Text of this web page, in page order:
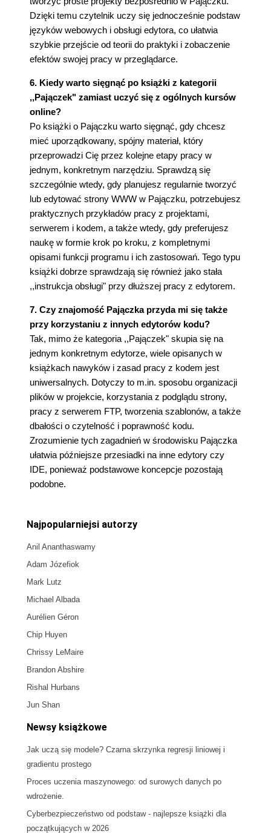
Dzięki temu czytelnik uczy się jednocześnie podstaw
języków webowych i obsługi edytora, co ułatwia
szybkie przejście od teorii do praktyki i zobaczenie
efektów swojej pracy w przeglądarce.
6. Kiedy warto sięgnąć po książki z kategorii
,,Pajączek" zamiast uczyć się z ogólnych kursów
online?
Po książki o Pajączku warto sięgnąć, gdy chcesz
mieć uporządkowany, spójny materiał, który
przeprowadzi Cię przez kolejne etapy pracy w
jednym, konkretnym narzędziu. Sprawdzą się
szczególnie wtedy, gdy planujesz regularnie tworzyć
lub edytować strony WWW w Pajączku, potrzebujesz
praktycznych przykładów pracy z projektami,
serwerem i kodem, a także wtedy, gdy preferujesz
naukę w formie krok po kroku, z kompletnymi
opisami funkcji programu i ich zastosowań. Tego typu
książki dobrze sprawdzają się również jako stała
,,instrukcja obsługi" przy dłuższej pracy z edytorem.
7. Czy znajomość Pajączka przyda mi się także
przy korzystaniu z innych edytorów kodu?
Tak, mimo że kategoria ,,Pajączek" skupia się na
jednym konkretnym edytorze, wiele opisanych w
książkach nawyków i zasad pracy z kodem jest
uniwersalnych. Dotyczy to m.in. sposobu organizacji
plików w projekcie, korzystania z podglądu strony,
pracy z serwerem FTP, tworzenia szablonów, a także
dbałości o czytelność i poprawność kodu.
Zrozumienie tych zagadnień w środowisku Pajączka
ułatwia późniejsze przesiadki na inne edytory czy
IDE, ponieważ podstawowe koncepcje pozostają
podobne.
Najpopularniejsi autorzy
Anil Ananthaswamy
Adam Józefiok
Mark Lutz
Michael Albada
Aurélien Géron
Chip Huyen
Chrissy LeMaire
Brandon Abshire
Rishal Hurbans
Jun Shan
Newsy książkowe
Jak uczą się modele? Czarna skrzynka regresji liniowej i
gradientu prostego
Proces uczenia maszynowego: od surowych danych po
wdrożenie.
Cyberbezpieczeństwo od podstaw - najlepsze książki dla
początkujących w 2026